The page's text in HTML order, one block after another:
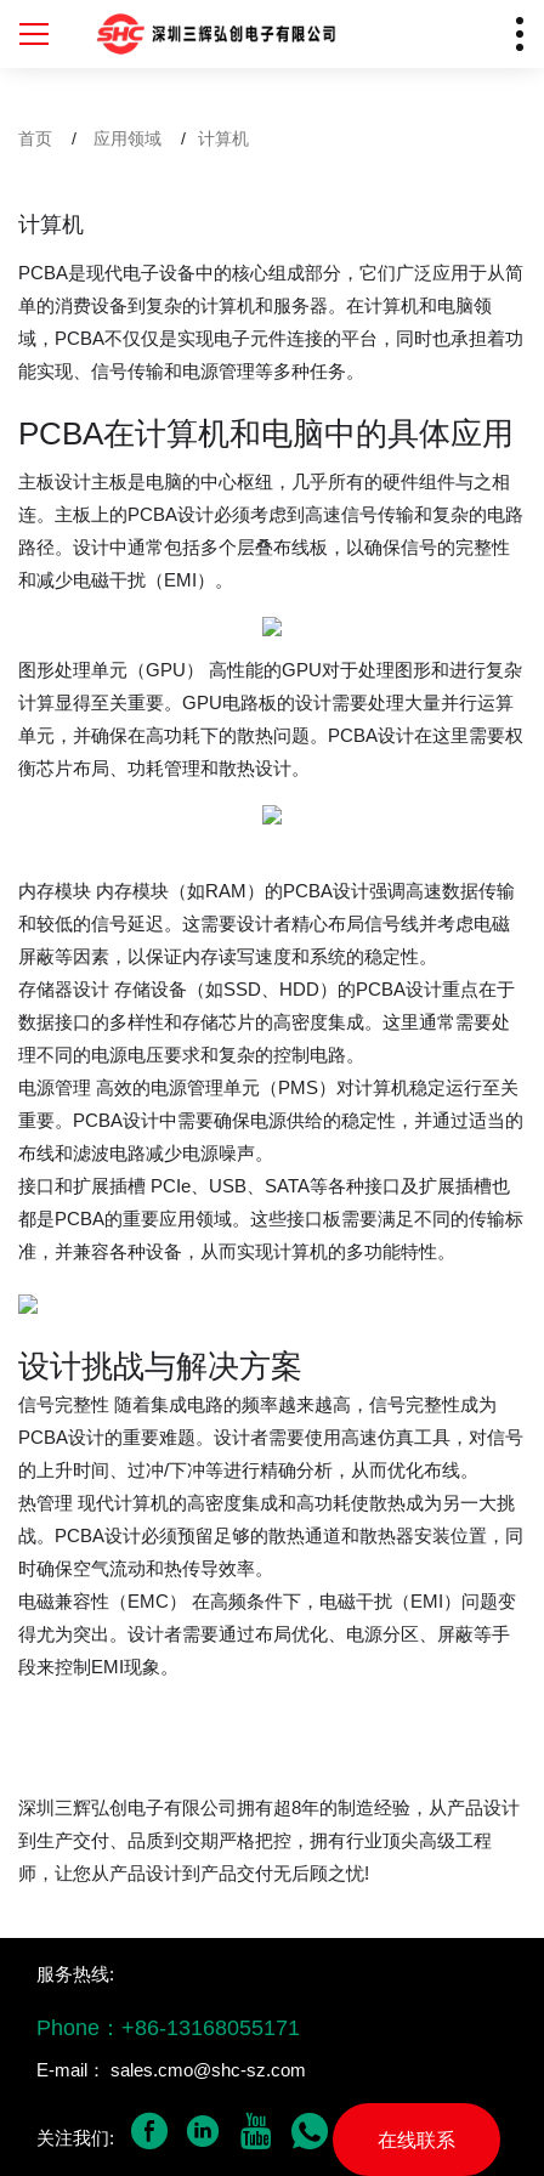
首页 应用领域 计算机
计算机
PCBA是现代电子设备中的核心组成部分，它们广泛应用于从简
单的消费设备到复杂的计算机和服务器。在计算机和电脑领
域，PCBA不仅仅是实现电子元件连接的平台，同时也承担着功
能实现、信号传输和电源管理等多种任务。
PCBA在计算机和电脑中的具体应用
主板设计主板是电脑的中心枢纽，几乎所有的硬件组件与之相
连。主板上的PCBA设计必须考虑到高速信号传输和复杂的电路
路径。设计中通常包括多个层叠布线板，以确保信号的完整性
和减少电磁干扰（EMI）。
图形处理单元（GPU） 高性能的GPU对于处理图形和进行复杂
计算显得至关重要。GPU电路板的设计需要处理大量并行运算
单元，并确保在高功耗下的散热问题。PCBA设计在这里需要权
衡芯片布局、功耗管理和散热设计。
内存模块 内存模块（如RAM）的PCBA设计强调高速数据传输
和较低的信号延迟。这需要设计者精心布局信号线并考虑电磁
屏蔽等因素，以保证内存读写速度和系统的稳定性。
存储器设计 存储设备（如SSD、HDD）的PCBA设计重点在于
数据接口的多样性和存储芯片的高密度集成。这里通常需要处
理不同的电源电压要求和复杂的控制电路。
电源管理 高效的电源管理单元（PMS）对计算机稳定运行至关
重要。PCBA设计中需要确保电源供给的稳定性，并通过适当的
布线和滤波电路减少电源噪声。
接口和扩展插槽 PCIe、USB、SATA等各种接口及扩展插槽也
都是PCBA的重要应用领域。这些接口板需要满足不同的传输标
准，并兼容各种设备，从而实现计算机的多功能特性。
设计挑战与解决方案
信号完整性 随着集成电路的频率越来越高，信号完整性成为
PCBA设计的重要难题。设计者需要使用高速仿真工具，对信号
的上升时间、过冲/下冲等进行精确分析，从而优化布线。
热管理 现代计算机的高密度集成和高功耗使散热成为另一大挑
战。PCBA设计必须预留足够的散热通道和散热器安装位置，同
时确保空气流动和热传导效率。
电磁兼容性（EMC） 在高频条件下，电磁干扰（EMI）问题变
得尤为突出。设计者需要通过布局优化、电源分区、屏蔽等手
段来控制EMI现象。
深圳三辉弘创电子有限公司拥有超8年的制造经验，从产品设计
到生产交付、品质到交期严格把控，拥有行业顶尖高级工程
师，让您从产品设计到产品交付无后顾之忧!
服务热线:
Phone： +86-13168055171
E-mail： sales.cmo@shc-sz.com
关注我们: 在线联系